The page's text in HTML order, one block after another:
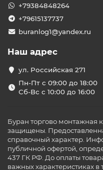
+79384848264
+79615137737
buranlog1@yandex.ru
Наш адрес
ул. Российская 271
Пн-Пт с 09:00 до 18:00
Сб-Вс с 10:00 до 16:00
Буран торгово монтажная
защищены.
справочный характер.
публичной офертой,
437 ГК РФ. До оплаты
важных характеристиках в